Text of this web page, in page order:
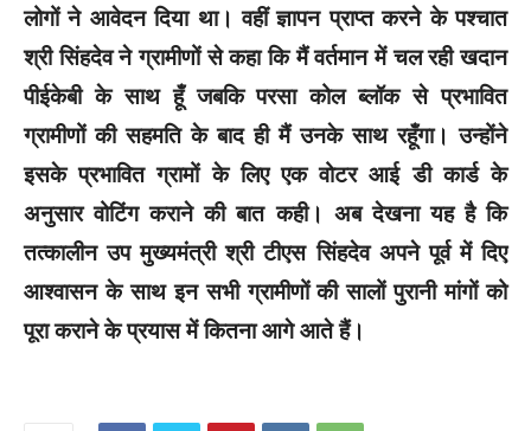
लोगों ने आवेदन दिया था। वहीं ज्ञापन प्राप्त करने के पश्चात
श्री सिंहदेव ने ग्रामीणों से कहा कि मैं वर्तमान में चल रही खदान
पीईकेबी के साथ हूँ जबकि परसा कोल ब्लॉक से प्रभावित
ग्रामीणों की सहमति के बाद ही मैं उनके साथ रहूँगा। उन्होंने
इसके प्रभावित ग्रामों के लिए एक वोटर आई डी कार्ड के
अनुसार वोटिंग कराने की बात कही। अब देखना यह है कि
तत्कालीन उप मुख्यमंत्री श्री टीएस सिंहदेव अपने पूर्व में दिए
आश्वासन के साथ इन सभी ग्रामीणों की सालों पुरानी मांगों को
पूरा कराने के प्रयास में कितना आगे आते हैं।